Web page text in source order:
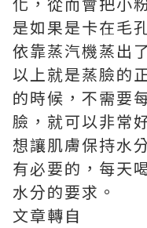
是如果是卡在毛
依靠蒸汽機蒸出
以上就是蒸臉的
的時候，不需要
臉，就可以非常
想讓肌膚保持水
有必要的，每天
水分的要求。
文章轉自